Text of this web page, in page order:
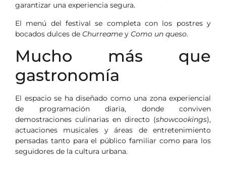
garantizar una experiencia segura.
El menú del festival se completa con los postres y
bocados dulces de Churreame y Como un queso.
Mucho más que
gastronomía
El espacio se ha diseñado como una zona experiencial
de programación diaria, donde conviven
demostraciones culinarias en directo (showcookings),
actuaciones musicales y áreas de entretenimiento
pensadas tanto para el público familiar como para los
seguidores de la cultura urbana.